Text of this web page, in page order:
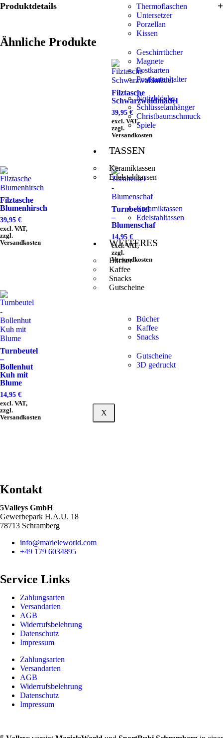
Thermoflaschen
Untersetzer
Porzellan
Kissen
Geschirrtücher
Magnete
Postkarten
Postkartenhalter
Notizblöcke
Schlüsselanhänger
Christbaumschmuck
Spiele
TASSEN
Keramiktassen
Edelstahltassen
Keramiktassen
Edelstahltassen
WEITERES
Bücher
Kaffee
Snacks
Gutscheine
Bücher
Kaffee
Snacks
Gutscheine
3D gedruckt
X
Produktdetails
Ähnliche Produkte
Filztasche
Schwarzwaldmädel
39,95 €
excl. VAT,
zzgl.
Versandkosten
Filztasche
Blumenhirsch
39,95 €
excl. VAT,
zzgl.
Versandkosten
Turnbeutel
–
Blumenschaf
14,95 €
excl. VAT,
zzgl.
Versandkosten
Turnbeutel
–
Bollenhut
Kuh mit
Blume
14,95 €
excl. VAT,
zzgl.
Versandkosten
Kontakt
5Valleys GmbH
Gewerbepark H.A.U. 18
78713 Schramberg
info@marieleworld.com
+49 179 6034895
Service Links
Zahlungsarten
Versandarten
AGB
Widerrufsbelehrung
Datenschutz
Impressum
Zahlungsarten
Versandarten
AGB
Widerrufsbelehrung
Datenschutz
Impressum